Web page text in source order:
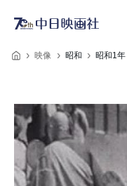
映像 昭和 昭和1年